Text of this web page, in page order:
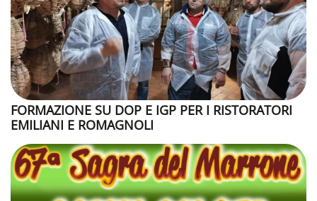
FORMAZIONE SU DOP E IGP PER I RISTORATORI
EMILIANI E ROMAGNOLI